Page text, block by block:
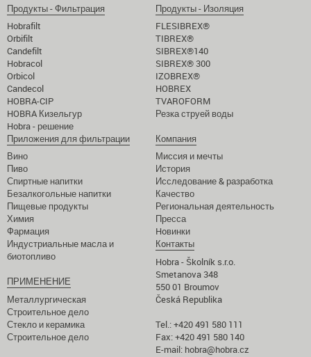
Продукты - Фильтрация
Hobrafilt
Orbifilt
Candefilt
Hobracol
Orbicol
Candecol
HOBRA-CIP
HOBRA Кизельгур
Hobra - решение
Продукты - Изоляция
FLESIBREX®
TIBREX®
SIBREX®140
SIBREX® 300
IZOBREX®
HOBREX
TVAROFORM
Резка струей воды
Приложения для фильтрации
Вино
Пиво
Спиртные напитки
Безалкогольные напитки
Пищевые продукты
Химия
Фармация
Индустриальные масла и
биотопливо
ПРИМЕНЕНИЕ
Металлургическая
Строительное дело
Стекло и керамика
Строительное дело
Компания
Миссия и мечты
История
Исследование & разработка
Качество
Региональная деятельность
Пресса
Hoвинки
Кoнтакты
Hobra - Školník s.r.o.
Smetanova 348
550 01 Broumov
Česká Republika
Tel.: +420 491 580 111
Fax: +420 491 580 140
E-mail: hobra@hobra.cz